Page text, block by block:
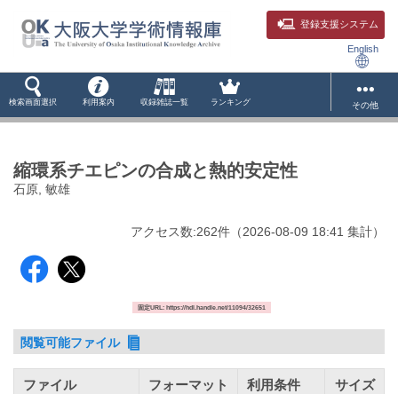
登録支援システム
English
検索画面選択 利用案内 収録雑誌一覧 ランキング その他
縮環系チエピンの合成と熱的安定性
石原, 敏雄
アクセス数:262件 （2026-08-09 18:41 集計）
固定URL: https://hdl.handle.net/11094/32651
閲覧可能ファイル
ファイル フォーマット 利用条件 サイズ